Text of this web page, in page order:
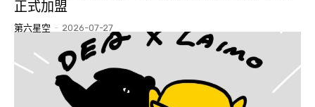
正式加盟
第六星空 - 2026-07-27